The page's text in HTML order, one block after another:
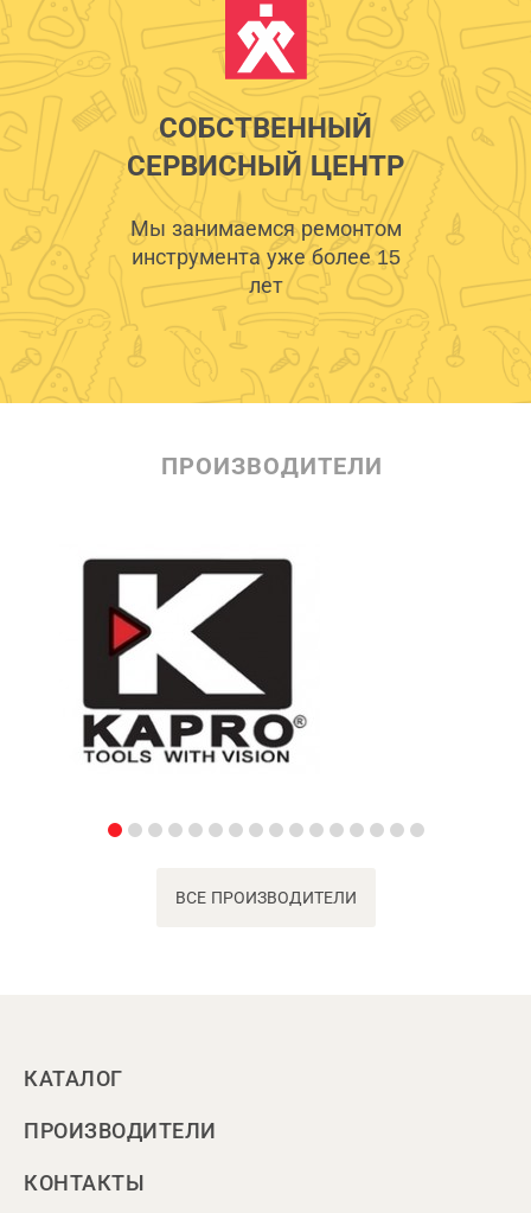
СОБСТВЕННЫЙ
СЕРВИСНЫЙ ЦЕНТР
Мы занимаемся ремонтом
инструмента уже более 15
лет
ПРОИЗВОДИТЕЛИ
ВСЕ ПРОИЗВОДИТЕЛИ
КАТАЛОГ
ПРОИЗВОДИТЕЛИ
КОНТАКТЫ